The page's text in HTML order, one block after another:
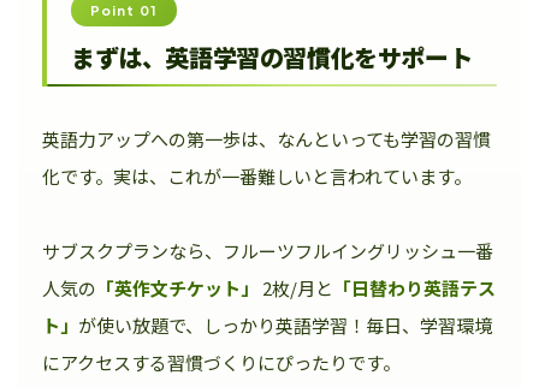
Point 01
まずは、英語学習の習慣化をサポート
英語力アップへの第一歩は、なんといっても学習の習慣
化です。実は、これが一番難しいと言われています。
サブスクプランなら、フルーツフルイングリッシュ一番
人気の 「英作文チケット」 2枚/月と 「日替わり英語テス
ト」 が使い放題で、しっかり英語学習！毎日、学習環境
にアクセスする習慣づくりにぴったりです。